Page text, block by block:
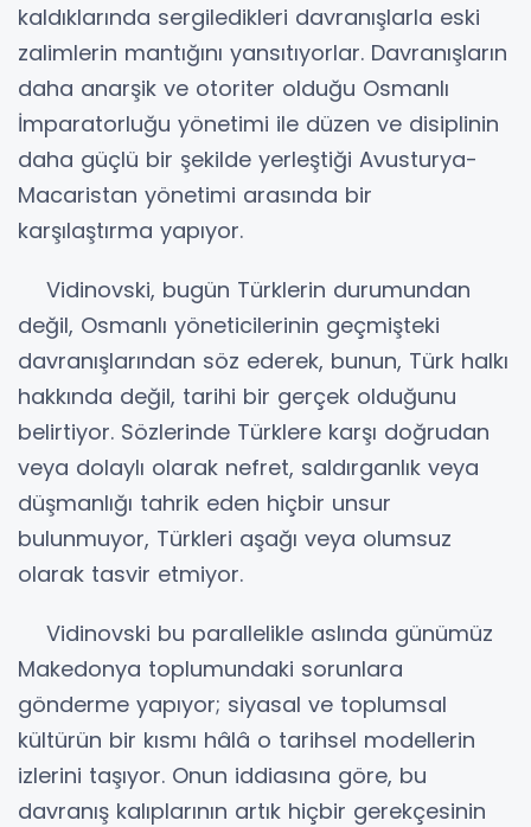
kaldıklarında sergiledikleri davranışlarla eski
zalimlerin mantığını yansıtıyorlar. Davranışların
daha anarşik ve otoriter olduğu Osmanlı
İmparatorluğu yönetimi ile düzen ve disiplinin
daha güçlü bir şekilde yerleştiği Avusturya-
Macaristan yönetimi arasında bir
karşılaştırma yapıyor.
Vidinovski, bugün Türklerin durumundan
değil, Osmanlı yöneticilerinin geçmişteki
davranışlarından söz ederek, bunun, Türk halkı
hakkında değil, tarihi bir gerçek olduğunu
belirtiyor. Sözlerinde Türklere karşı doğrudan
veya dolaylı olarak nefret, saldırganlık veya
düşmanlığı tahrik eden hiçbir unsur
bulunmuyor, Türkleri aşağı veya olumsuz
olarak tasvir etmiyor.
Vidinovski bu parallelikle aslında günümüz
Makedonya toplumundaki sorunlara
gönderme yapıyor; siyasal ve toplumsal
kültürün bir kısmı hâlâ o tarihsel modellerin
izlerini taşıyor. Onun iddiasına göre, bu
davranış kalıplarının artık hiçbir gerekçesinin